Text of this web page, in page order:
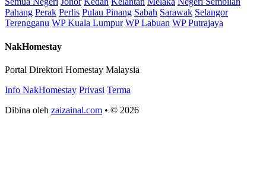
Pahang Perak Perlis Pulau Pinang Sabah Sarawak Selangor
Terengganu WP Kuala Lumpur WP Labuan WP Putrajaya
NakHomestay
Portal Direktori Homestay Malaysia
Info NakHomestay Privasi Terma
Dibina oleh zaizainal.com • © 2026